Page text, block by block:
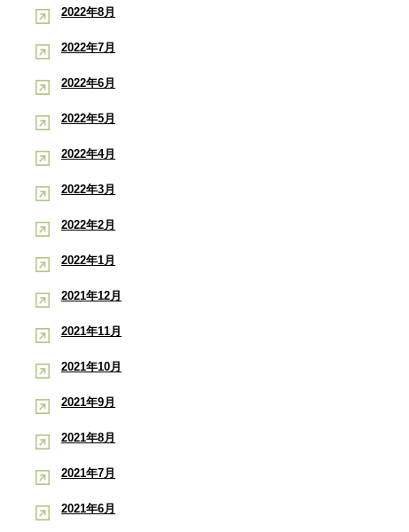
2022年8月
2022年7月
2022年6月
2022年5月
2022年4月
2022年3月
2022年2月
2022年1月
2021年12月
2021年11月
2021年10月
2021年9月
2021年8月
2021年7月
2021年6月